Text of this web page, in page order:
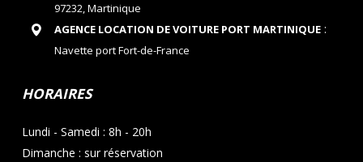
97232, Martinique
AGENCE LOCATION DE VOITURE PORT MARTINIQUE:
Navette port Fort-de-France
HORAIRES
Lundi - Samedi : 8h - 20h
Dimanche : sur réservation